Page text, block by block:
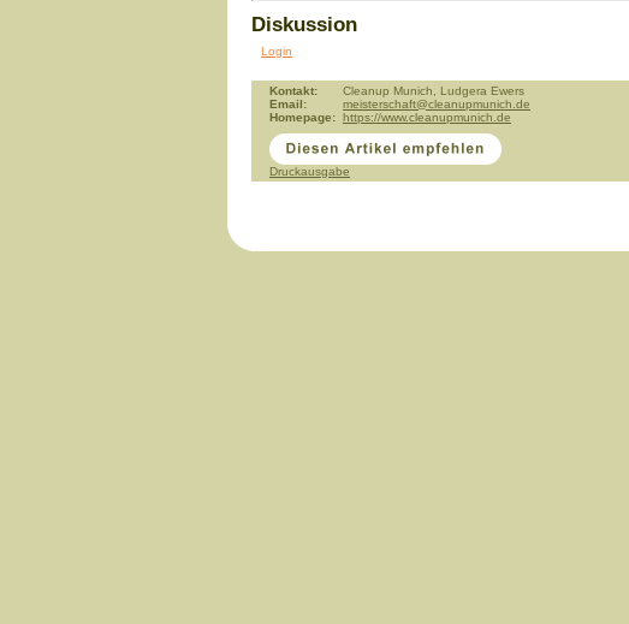
Diskussion
Login
Kontakt:
Cleanup Munich, Ludgera Ewers
Email:
meisterschaft@cleanupmunich.de
Homepage: https://www.cleanupmunich.de
Druckausgabe